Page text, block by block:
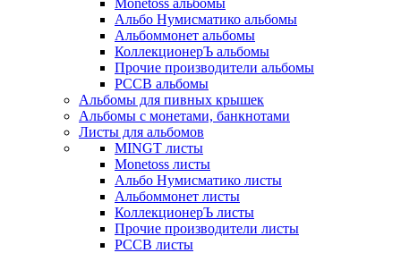
Monetoss альбомы
Альбо Нумисматико альбомы
Альбоммонет альбомы
КоллекционерЪ альбомы
Прочие производители альбомы
РССВ альбомы
Альбомы для пивных крышек
Альбомы с монетами, банкнотами
Листы для альбомов
MINGT листы
Monetoss листы
Альбо Нумисматико листы
Альбоммонет листы
КоллекционерЪ листы
Прочие производители листы
РССВ листы